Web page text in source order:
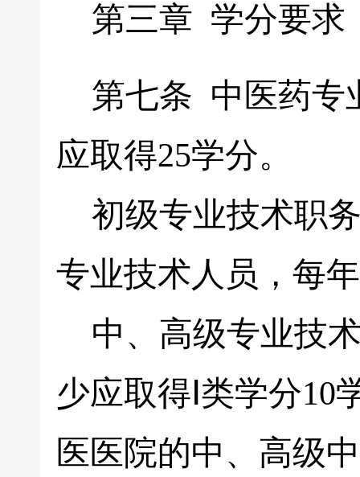
第三章 学分要求
第七条 中医药专
应取得25学分。
初级专业技术职
专业技术人员，每
中、高级专业技
少应取得Ⅰ类学分10
医医院的中、高级